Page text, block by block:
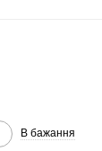
В бажання